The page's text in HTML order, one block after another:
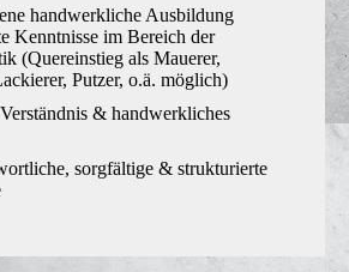
handwerkliche Ausbildung
Kenntnisse im Bereich der
(Quereinstieg als Mauerer,
Putzer, o.ä. möglich)
& handwerkliches
sorgfältige & strukturierte